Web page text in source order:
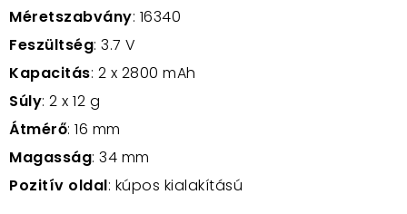
Méretszabvány: 16340
Feszültség: 3.7 V
Kapacitás: 2 x 2800 mAh
Súly: 2 x 12 g
Átmérő: 16 mm
Magasság: 34 mm
Pozitív oldal: kúpos kialakítású